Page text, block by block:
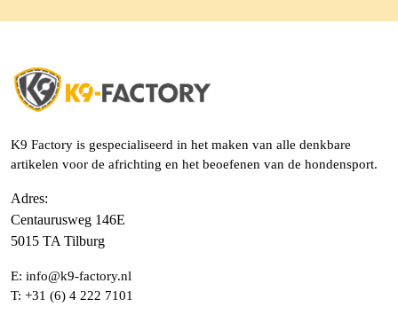
K9 Factory is gespecialiseerd in het maken van alle denkbare
artikelen voor de africhting en het beoefenen van de hondensport.
Adres:
Centaurusweg 146E
5015 TA Tilburg
E: info@k9-factory.nl
T: +31 (6) 4 222 7101